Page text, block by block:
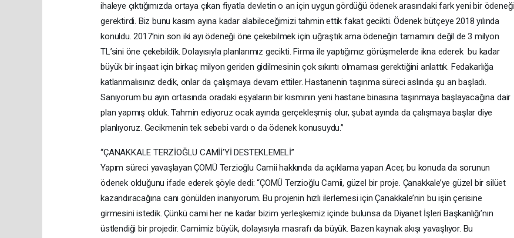
ihaleye çıktığımızda ortaya çıkan fiyatla devletin o an için uygun gördüğü ödenek arasındaki fark yeni bir ödeneği
gerektirdi. Biz bunu kasım ayına kadar alabileceğimizi tahmin ettik fakat gecikti. Ödenek bütçeye 2018 yılında
konuldu. 2017’nin son iki ayı ödeneği öne çekebilmek için uğraştık ama ödeneğin tamamını değil de 3 milyon
TL’sini öne çekebildik. Dolayısıyla planlarımız gecikti. Firma ile yaptığımız görüşmelerde ikna ederek bu kadar
büyük bir inşaat için birkaç milyon geriden gidilmesinin çok sıkıntı olmaması gerektiğini anlattık. Fedakarlığa
katlanmalısınız dedik, onlar da çalışmaya devam ettiler. Hastanenin taşınma süreci aslında şu an başladı.
Sanıyorum bu ayın ortasında oradaki eşyaların bir kısmının yeni hastane binasına taşınmaya başlayacağına dair
plan yapmış olduk. Tahmin ediyoruz ocak ayında gerçekleşmiş olur, şubat ayında da çalışmaya başlar diye
planlıyoruz. Gecikmenin tek sebebi vardı o da ödenek konusuydu.”
“ÇANAKKALE TERZİOĞLU CAMİİ’Yİ DESTEKLEMELİ”
Yapım süreci yavaşlayan ÇOMÜ Terzioğlu Camii hakkında da açıklama yapan Acer, bu konuda da sorunun
ödenek olduğunu ifade ederek şöyle dedi: “ÇOMÜ Terzioğlu Camii, güzel bir proje. Çanakkale’ye güzel bir silüet
kazandıracağına canı gönülden inanıyorum. Bu projenin hızlı ilerlemesi için Çanakkale’nin bu işin çerisine
girmesini istedik. Çünkü cami her ne kadar bizim yerleşkemiz içinde bulunsa da Diyanet İşleri Başkanlığı’nın
üstlendiği bir projedir. Camimiz büyük, dolayısıyla masrafı da büyük. Bazen kaynak akışı yavaşlıyor. Bu